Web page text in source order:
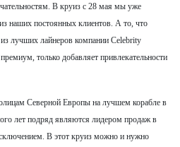
В круиз с 28 мая мы уже
наших постоянных клиентов. А то, что
лучших лайнеров компании Celebrity
только добавляет привлекательности
Северной Европы на лучшем корабле в
лет подряд являются лидером продаж в
В этот круиз можно и нужно